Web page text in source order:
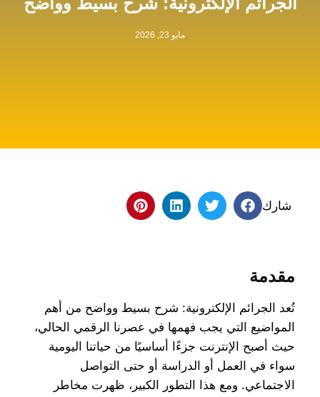
مايو 23, 2026
شارك
مقدمة
تُعد الجرائم الإلكترونية: شرح بسيط وواضح من أهم
المواضيع التي يجب فهمها في عصرنا الرقمي الحالي،
حيث أصبح الإنترنت جزءًا أساسيًا من حياتنا اليومية
سواء في العمل أو الدراسة أو حتى التواصل
الاجتماعي. ومع هذا التطور الكبير، ظهرت مخاطر